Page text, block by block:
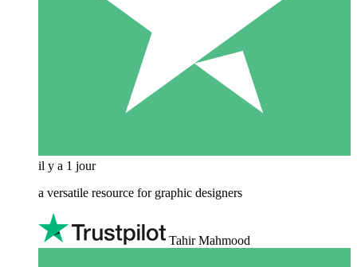
il y a 1 jour
a versatile resource for graphic designers
Tahir Mahmood